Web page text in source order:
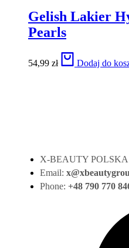
Gelish Lakier
Pearls
54,99 zł Dodaj do
X-BEAUTY POLSKA
Email:
Phone: +48 790 770